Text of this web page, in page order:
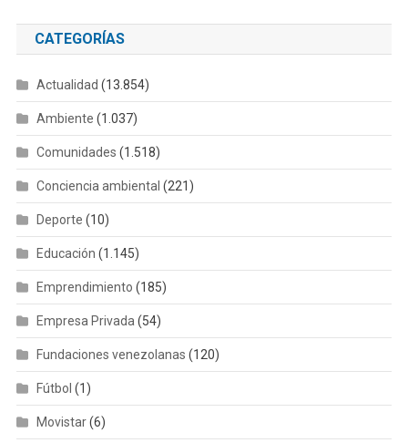
CATEGORÍAS
Actualidad (13.854)
Ambiente (1.037)
Comunidades (1.518)
Conciencia ambiental (221)
Deporte (10)
Educación (1.145)
Emprendimiento (185)
Empresa Privada (54)
Fundaciones venezolanas (120)
Fútbol (1)
Movistar(6)